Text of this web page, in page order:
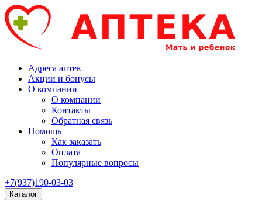
Адреса аптек
Акции и бонусы
О компании
О компании
Контакты
Обратная связь
Помощь
Как заказать
Оплата
Популярные вопросы
+7(937)190-03-03
Каталог